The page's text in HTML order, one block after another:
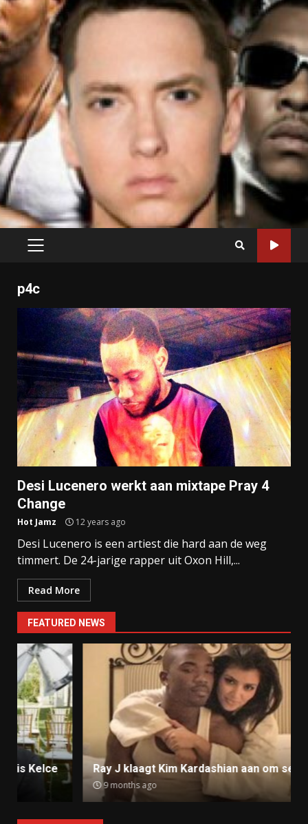
PRIMARY
p4c
Desi Lucenero werkt aan mixtape Pray 4
Change
Hot Jamz 12 years ago
Desi Lucenero is een artiest die hard aan de weg
timmert. De 24-jarige rapper uit Oxon Hill,...
Read More
FEATURED NEWS
Ray J klaagt Kim Kardashian aan om sekstape
9 months ago